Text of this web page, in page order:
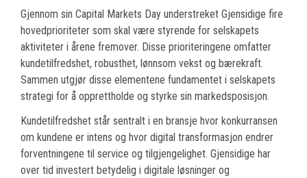
Gjennom sin Capital Markets Day understreket Gjensidige fire
hovedprioriteter som skal være styrende for selskapets
aktiviteter i årene fremover. Disse prioriteringene omfatter
kundetilfredshet, robusthet, lønnsom vekst og bærekraft.
Sammen utgjør disse elementene fundamentet i selskapets
strategi for å opprettholde og styrke sin markedsposisjon.
Kundetilfredshet står sentralt i en bransje hvor konkurransen
om kundene er intens og hvor digital transformasjon endrer
forventningene til service og tilgjengelighet. Gjensidige har
over tid investert betydelig i digitale løsninger og